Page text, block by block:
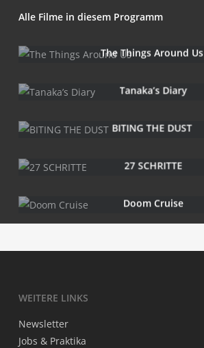
Alle Fil­me in die­sem Programm
The Things Around Us
Tanaka’s Dia­ry
BITING THE DUST
27 SCHRIT­TE
Doom Crui­se
WEI­TE­RE LINKS
News­let­ter
Jobs & Praktika